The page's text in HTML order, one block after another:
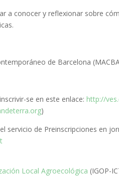
a conocer y reflexionar sobre
de Barcelona
se en este enlace: http://
)
servicio de Preinscripciones en
Local Agroecológica (IGOP-